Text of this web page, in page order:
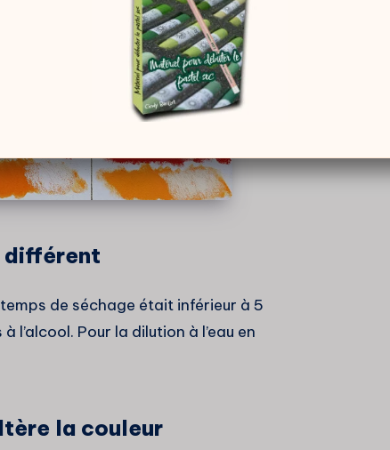
différent
de séchage était inférieur à 5
l’alcool. Pour la dilution à l’eau en
la couleur